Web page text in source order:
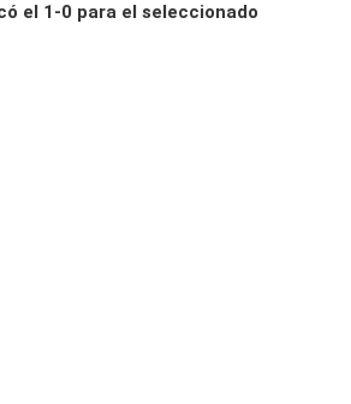
el 1-0 para el seleccionado